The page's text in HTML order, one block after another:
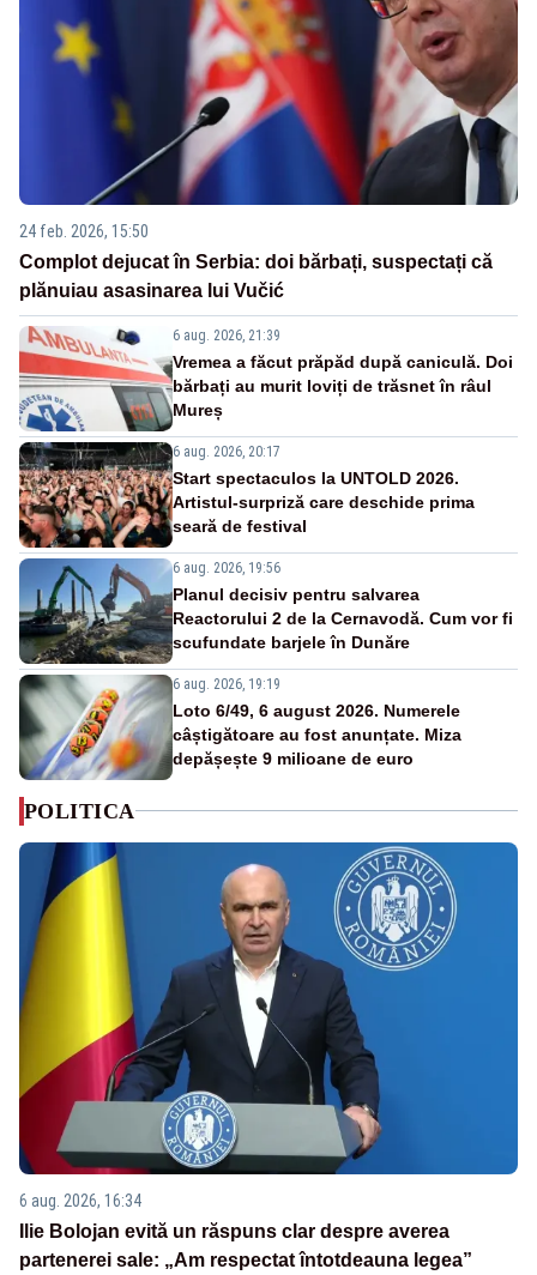
24 feb. 2026, 15:50
Complot dejucat în Serbia: doi bărbați, suspectați că
plănuiau asasinarea lui Vučić
6 aug. 2026, 21:39
Vremea a făcut prăpăd după caniculă. Doi
bărbați au murit loviți de trăsnet în râul
Mureș
6 aug. 2026, 20:17
Start spectaculos la UNTOLD 2026.
Artistul-surpriză care deschide prima
seară de festival
6 aug. 2026, 19:56
Planul decisiv pentru salvarea
Reactorului 2 de la Cernavodă. Cum vor fi
scufundate barjele în Dunăre
6 aug. 2026, 19:19
Loto 6/49, 6 august 2026. Numerele
câștigătoare au fost anunțate. Miza
depășește 9 milioane de euro
POLITICA
6 aug. 2026, 16:34
Ilie Bolojan evită un răspuns clar despre averea
partenerei sale: „Am respectat întotdeauna legea”